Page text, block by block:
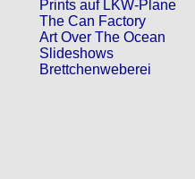
Prints auf LKW-Plane
The Can Factory
Art Over The Ocean
Slideshows
Brettchenweberei